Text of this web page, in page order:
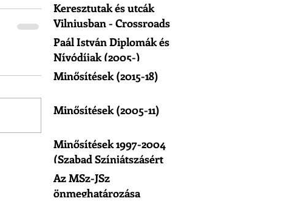
Keresztutak és utcák
Vilniusban - Crossroads
of Vilnius
Paál István Diplomák és
Nívódíjak (2005-)
Minősítések (2015-18)
Minősítések (2005-11)
Minősítések 1997-2004
(Szabad Színjátszásért
Egyesület)
Az MSz-JSz
önmeghatározása